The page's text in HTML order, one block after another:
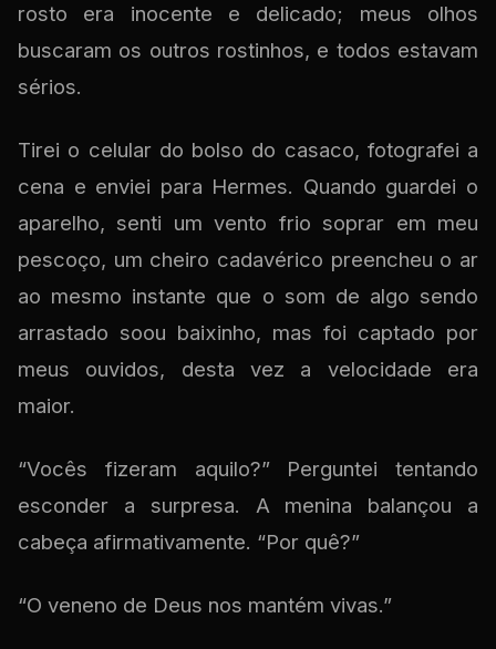
rosto era inocente e delicado; meus olhos
buscaram os outros rostinhos, e todos estavam
sérios.
Tirei o celular do bolso do casaco, fotografei a
cena e enviei para Hermes. Quando guardei o
aparelho, senti um vento frio soprar em meu
pescoço, um cheiro cadavérico preencheu o ar
ao mesmo instante que o som de algo sendo
arrastado soou baixinho, mas foi captado por
meus ouvidos, desta vez a velocidade era
maior.
“Vocês fizeram aquilo?” Perguntei tentando
esconder a surpresa. A menina balançou a
cabeça afirmativamente. “Por quê?”
“O veneno de Deus nos mantém vivas.”